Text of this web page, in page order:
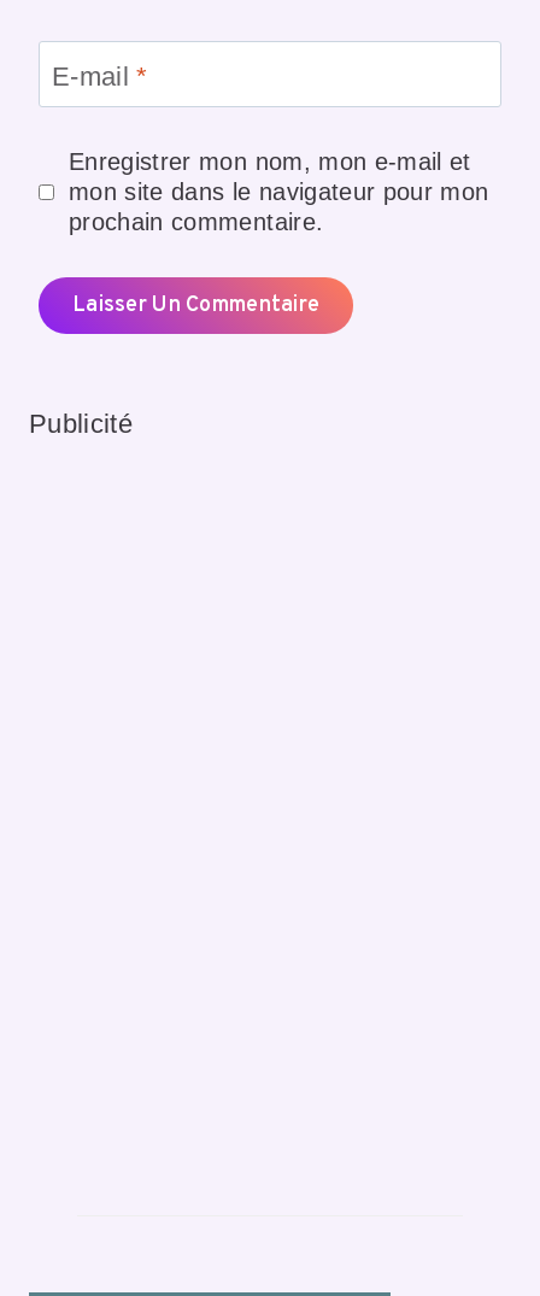
E-mail*
Enregistrer mon nom, mon e-mail et
mon site dans le navigateur pour mon
prochain commentaire.
Publicité